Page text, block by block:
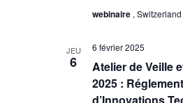
webinaire , Switzerland
JEU
6
Atelier de Veille
2025 :
6 février 2025